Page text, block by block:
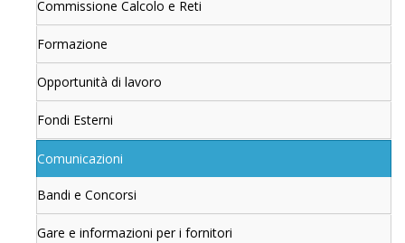
Commissione Calcolo e Reti
Formazione
Opportunità di lavoro
Fondi Esterni
Comunicazioni
Bandi e Concorsi
Gare e informazioni per i fornitori